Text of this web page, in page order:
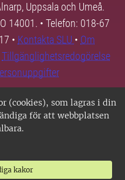
(cookies), som lagras i din
för att webbplatsen
kakor
Uppsala och Umeå.
14001. • Telefon: 018-67
• Kontakta SLU • Om
Tillgänglighetsredogörelse